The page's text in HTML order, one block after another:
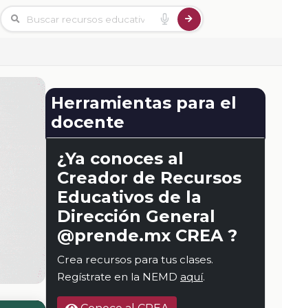
Herramientas para el
docente
¿Ya conoces al
Creador de Recursos
Educativos de la
Dirección General
@prende.mx CREA ?
Crea recursos para tus clases.
Regístrate en la NEMD aquí.